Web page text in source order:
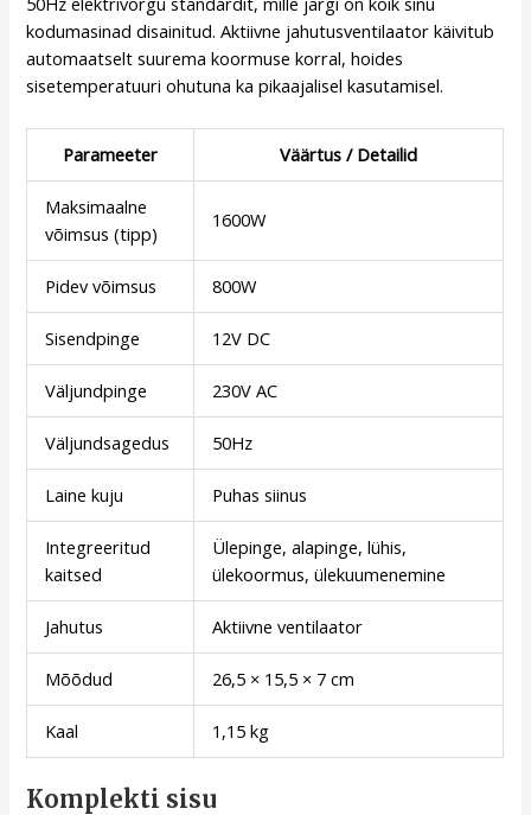
kodumasinad disainitud. Aktiivne jahutusventilaator käivitub
automaatselt suurema koormuse korral, hoides
sisetemperatuuri ohutuna ka pikaajalisel kasutamisel.
Parameeter Väärtus / Detailid
Maksimaalne
võimsus (tipp)
1600W
Pidev võimsus 800W
Sisendpinge 12V DC
Väljundpinge 230V AC
Väljundsagedus 50Hz
Laine kuju Puhas siinus
Integreeritud
kaitsed
Ülepinge, alapinge, lühis,
ülekoormus, ülekuumenemine
Jahutus Aktiivne ventilaator
Mõõdud 26,5 × 15,5 × 7 cm
Kaal 1,15 kg
Komplekti sisu